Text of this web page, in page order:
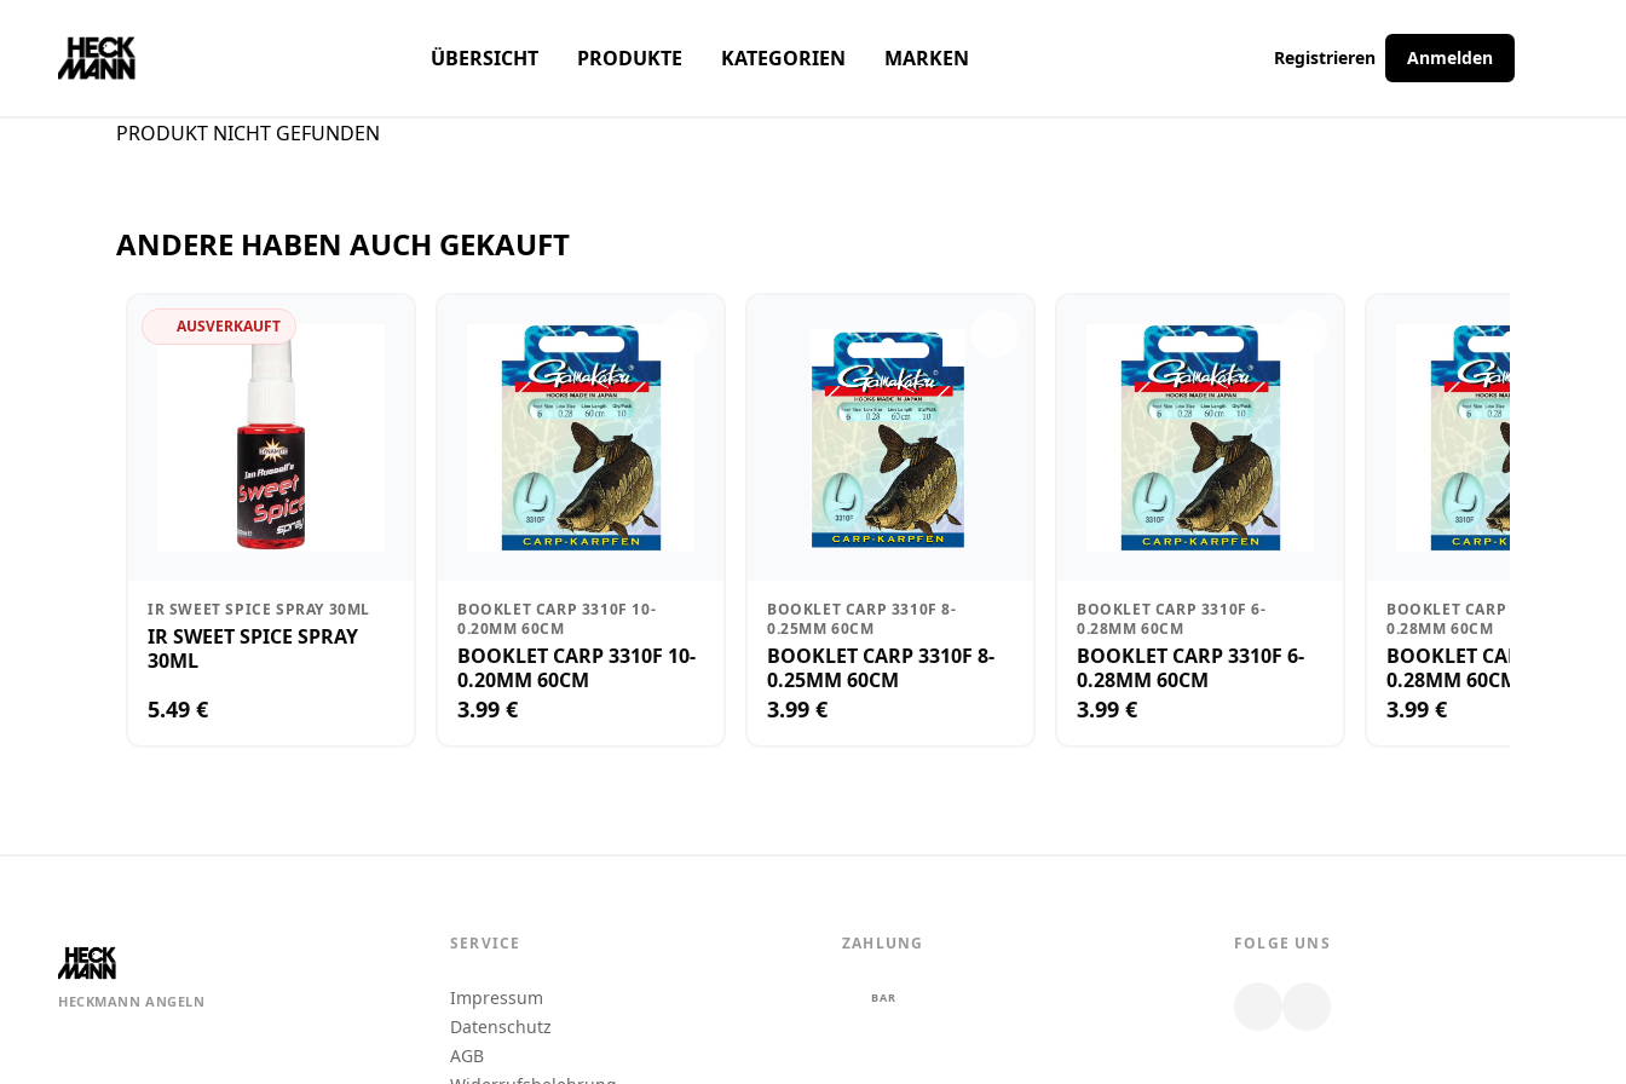
ÜBERSICHT PRODUKTE KATEGORIEN MARKEN Registrieren Anmelden
PRODUKT NICHT GEFUNDEN
ANDERE HABEN AUCH GEKAUFT
AUSVERKAUFT
IR SWEET SPICE SPRAY 30ML
IR SWEET SPICE SPRAY
30ML
5.49 €
BOOKLET CARP 3310F 10-
0.20MM 60CM
BOOKLET CARP 3310F 10-
0.20MM 60CM
3.99 €
BOOKLET CARP 3310F 8-
0.25MM 60CM
BOOKLET CARP 3310F 8-
0.25MM 60CM
3.99 €
BOOKLET CARP 3310F 6-
0.28MM 60CM
BOOKLET CARP 3310F 6-
0.28MM 60CM
3.99 €
BOOKLET CARP 3310F 4-
0.28MM 60CM
BOOKLET CARP 3310F 4-
0.28MM 60CM
3.99 €
HECKMANN ANGELN
SERVICE
Impressum
Datenschutz
AGB
ZAHLUNG
BAR
FOLGE UNS